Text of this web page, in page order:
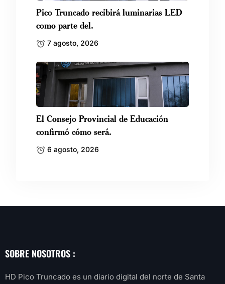
Pico Truncado recibirá luminarias LED
como parte del.
7 agosto, 2026
El Consejo Provincial de Educación
confirmó cómo será.
6 agosto, 2026
SOBRE NOSOTROS :
HD Pico Truncado es un diario digital del norte de Santa